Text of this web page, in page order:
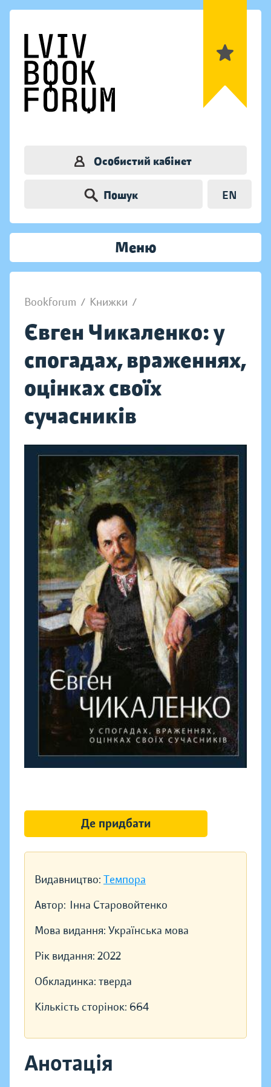
Особистий кабінет
Пошук EN
Меню
Bookforum / Книжки /
Євген Чикаленко: у
спогадах, враженнях,
оцінках своїх
сучасників
Видавництво: Темпора
Автор: Інна Старовойтенко
Мова видання: Українська мова
Рік видання: 2022
Обкладинка: тверда
Кількість сторінок: 664
Анотація
Де придбати